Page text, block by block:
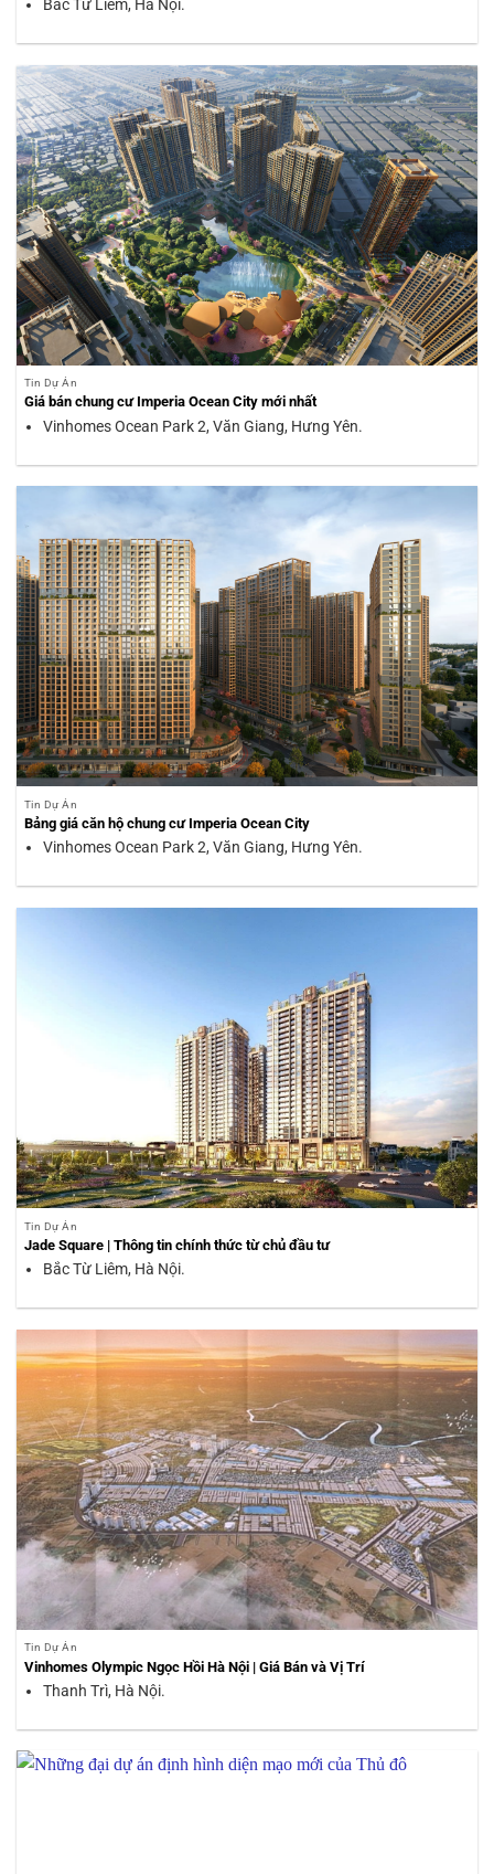
Bắc Từ Liêm, Hà Nội.
Tin Dự Án
Giá bán chung cư Imperia Ocean City mới nhất
Vinhomes Ocean Park 2, Văn Giang, Hưng Yên.
Tin Dự Án
Bảng giá căn hộ chung cư Imperia Ocean City
Vinhomes Ocean Park 2, Văn Giang, Hưng Yên.
Tin Dự Án
Jade Square | Thông tin chính thức từ chủ đầu tư
Bắc Từ Liêm, Hà Nội.
Tin Dự Án
Vinhomes Olympic Ngọc Hồi Hà Nội | Giá Bán và Vị Trí
Thanh Trì, Hà Nội.